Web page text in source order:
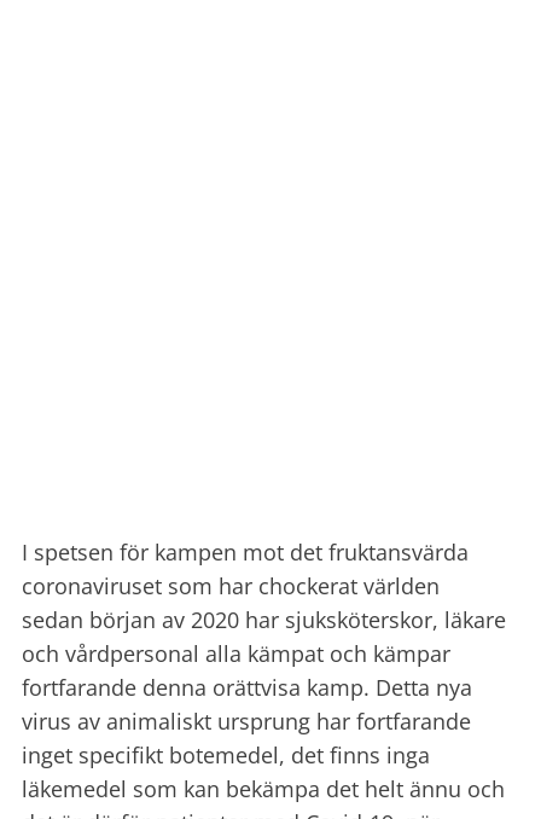
I spetsen för kampen mot det fruktansvärda
coronaviruset som har chockerat världen
sedan början av 2020 har sjuksköterskor, läkare
och vårdpersonal alla kämpat och kämpar
fortfarande denna orättvisa kamp. Detta nya
virus av animaliskt ursprung har fortfarande
inget specifikt botemedel, det finns inga
läkemedel som kan bekämpa det helt ännu och